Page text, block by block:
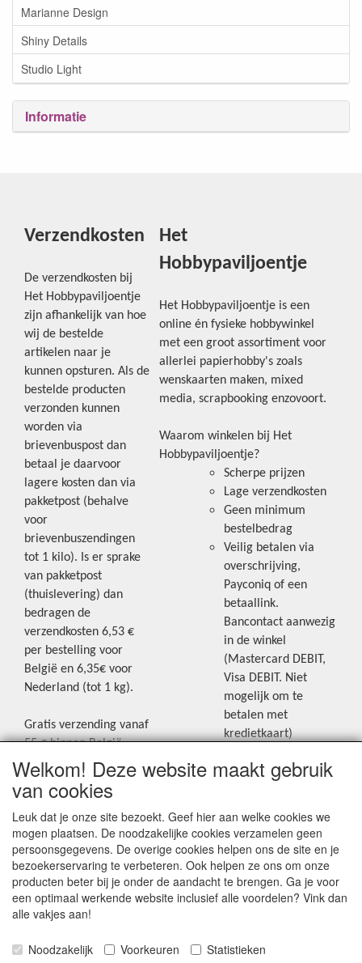
Marianne Design
Shiny Details
Studio Light
Informatie
Verzendkosten
De verzendkosten bij
Het Hobbypaviljoentje
zijn afhankelijk van hoe
wij de bestelde
artikelen naar je
kunnen opsturen. Als de
bestelde producten
verzonden kunnen
worden via
brievenbuspost dan
betaal je daarvoor
lagere kosten dan via
pakketpost (behalve
voor
brievenbuszendingen
tot 1 kilo). Is er sprake
van pakketpost
(thuislevering) dan
bedragen de
verzendkosten 6,53 €
per bestelling voor
België en 6,35€ voor
Nederland (tot 1 kg).
Gratis verzending vanaf
55 € binnen België.
Gratis verzending vanaf
65 € naar Nederland.
Levering andere
landen: geen gratis
verzending, portkosten
worden aangerekend.
Zie voor een overzicht
van alle verzendkosten
"Verzendkosten" op de
Het
Hobbypaviljoentje
Het Hobbypaviljoentje is een
online én fysieke hobbywinkel
met een groot assortiment voor
allerlei papierhobby's zoals
wenskaarten maken, mixed
media, scrapbooking enzovoort.
Waarom winkelen bij Het
Hobbypaviljoentje?
Scherpe prijzen
Lage verzendkosten
Geen minimum
bestelbedrag
Veilig betalen via
overschrijving,
Payconiq of een
betaallink.
Bancontact aanwezig
in de winkel
(Mastercard DEBIT,
Visa DEBIT. Niet
mogelijk om te
betalen met
kredietkaart)
Blijf op de hoogte van de laatste
onze Facebookpagina.
Welkom! Deze website maakt gebruik
van cookies
Leuk dat je onze site bezoekt. Geef hier aan welke cookies we
mogen plaatsen. De noodzakelijke cookies verzamelen geen
persoonsgegevens. De overige cookies helpen ons de site en je
bezoekerservaring te verbeteren. Ook helpen ze ons om onze
producten beter bij je onder de aandacht te brengen. Ga je voor
een optimaal werkende website inclusief alle voordelen? Vink dan
alle vakjes aan!
Noodzakelijk Voorkeuren Statistieken